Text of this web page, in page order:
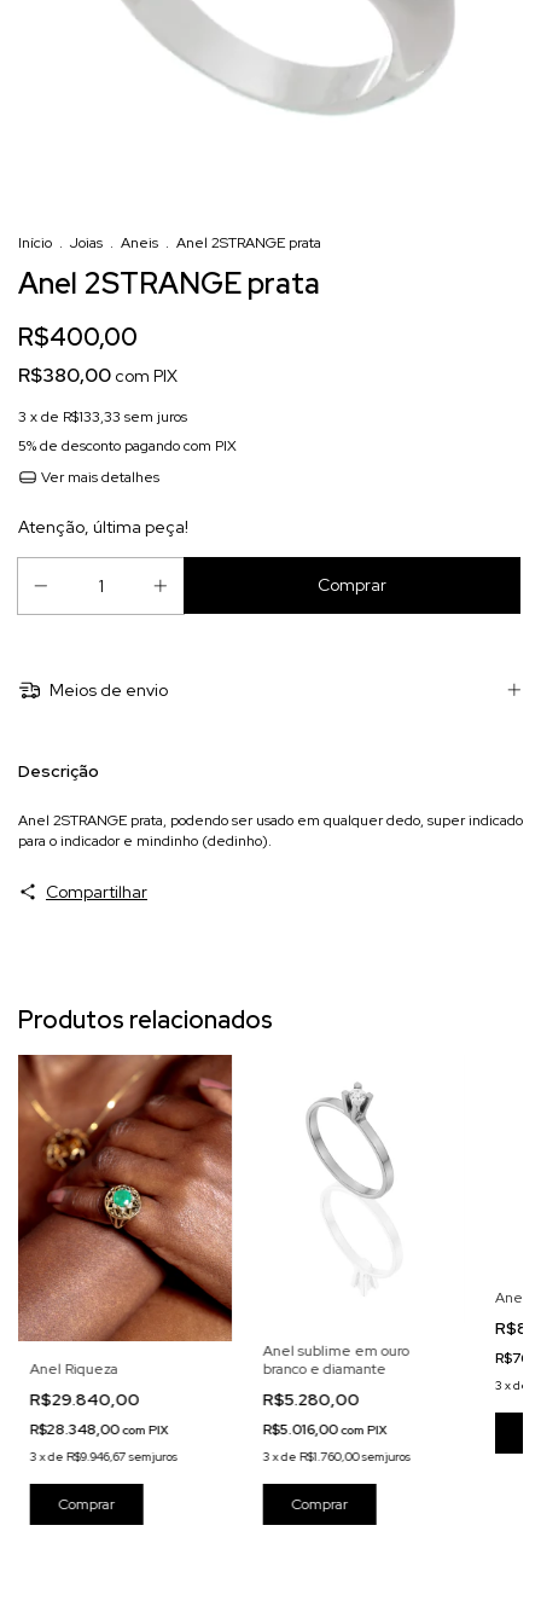
Início . Joias . Aneis . Anel 2STRANGE prata
Anel 2STRANGE prata
R$400,00
R$380,00 com PIX
3 x de R$133,33 sem juros
5% de desconto pagando com PIX
Ver mais detalhes
Atenção, última peça!
Meios de envio
Descrição
Anel 2STRANGE prata, podendo ser usado em qualquer dedo, super indicado
para o indicador e mindinho (dedinho).
Compartilhar
Produtos relacionados
Anel Riqueza
R$29.840,00
R$28.348,00com PIX
3 xde R$9.946,67 sem juros
Anel sublime em ouro
branco e diamante
R$5.280,00
R$5.016,00com PIX
3xde R$1.760,00sem juros
Anel
3 xde